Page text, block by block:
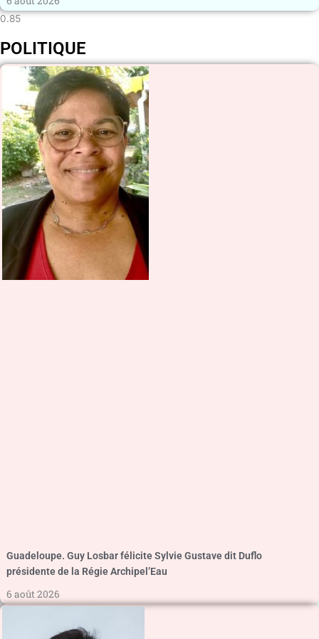
POLITIQUE
Guadeloupe. Guy Losbar félicite Sylvie Gustave dit Duflo
présidente de la Régie Archipel’Eau
6 août 2026